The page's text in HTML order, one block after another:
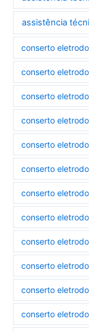
assistência
conserto
conserto
conserto
conserto
conserto
conserto
conserto
conserto
conserto
conserto
conserto
conserto